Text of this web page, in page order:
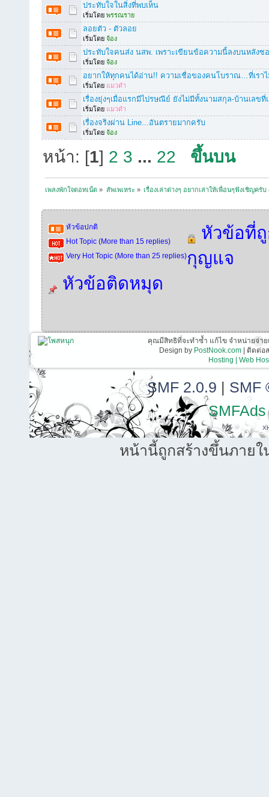
ประทับใจในสิ่งที่พบเห็น
เริ่มโดย พรรณราย
ลอยตัว - ตัวลอย
เริ่มโดย จ้อง
ประทับใจคนส่ง นสพ. เพราะเขียนข้อความนี้ลงบนหลังซ
เริ่มโดย จ้อง
อยากให้ทุกคนได้อ่าน!! ความเชื่อของคนโบราณ…ที่เรา
เริ่มโดย แมวดำ
เรื่องยุ่งๆเมื่อแรกมีไปรษณีย์ ยังไม่มีทั้งนามสกุล-บ้านเลขที่
เริ่มโดย แมวดำ
เรื่องจริงผ่าน Line...อันตรายมากครับ
เริ่มโดย จ้อง
หน้า: [1] 2 3 ... 22 ขึ้นบน
เพลงพักใจดอทเน็ต » สัพเพเหระ » เรื่องเล่าต่างๆ อยากเล่าให้เพื่อนๆฟังเชิญครับ
หัวข้อปกติ
Hot Topic (More than 15 replies)
Very Hot Topic (More than 25 replies)
หัวข้อที่
กุญแจ
หัวข้อติดหมุด
คุณมีสิทธิที่จะทำซ้ำ แก้ไข จำหน่ายจ่า
Design by PostNook.com| ติดต่อส
Hosting | Web
SMF 2.0.9 | SMF
SMFAds
หน้านี้ถูกสร้างขึ้นภายใ